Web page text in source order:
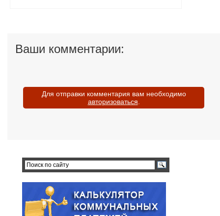
Ваши комментарии:
Для отправки комментария вам необходимо
авторизоваться